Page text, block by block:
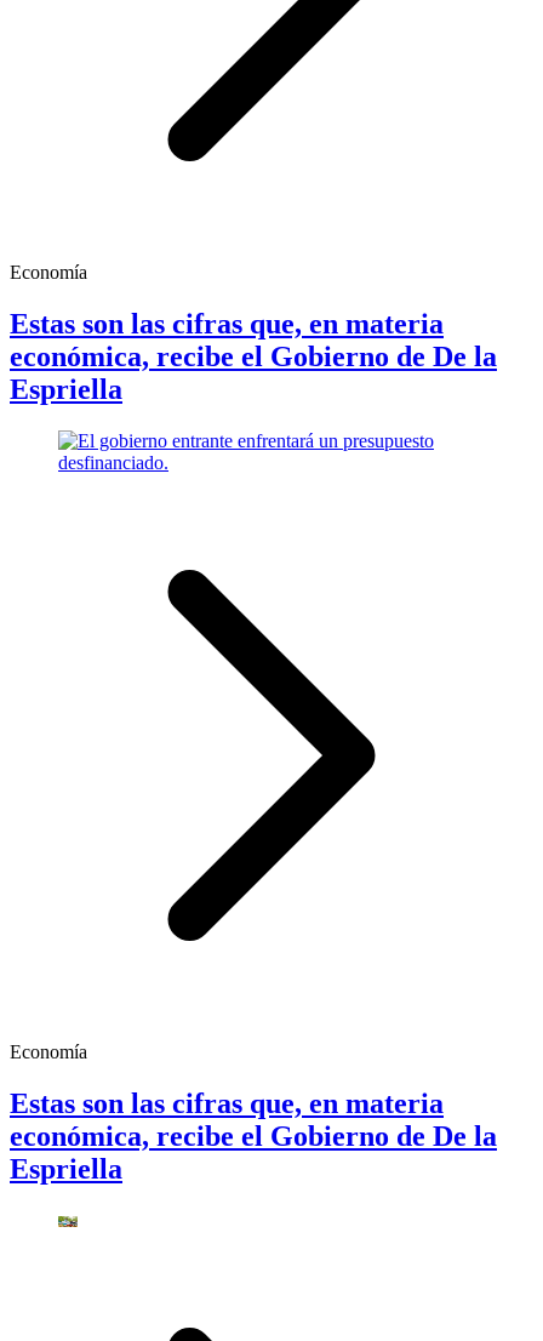
Economía
Estas son las cifras que, en materia
económica, recibe el Gobierno de De la
Espriella
Economía
Estas son las cifras que, en materia
económica, recibe el Gobierno de De la
Espriella